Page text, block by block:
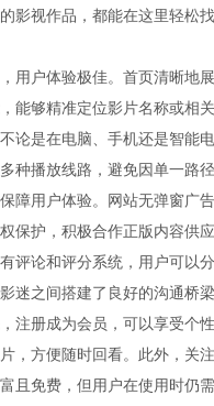
影视作品，都能在这里轻松
用户体验极佳。首页清晰地
能够精准定位影片名称或相
论是在电脑、手机还是智能
种播放线路，避免因单一路
障用户体验。网站无弹窗广
保护，积极合作正版内容供
评论和评分系统，用户可以
迷之间搭建了良好的沟通桥
注册成为会员，可以享受个
，方便随时回看。此外，关
且免费，但用户在使用时仍